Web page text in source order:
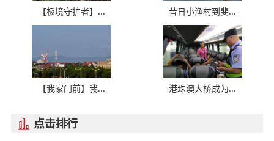
【极境守护者】... 昔日小渔村到斐...
【我家门前】我... 港珠澳大桥成为...
 点击排行